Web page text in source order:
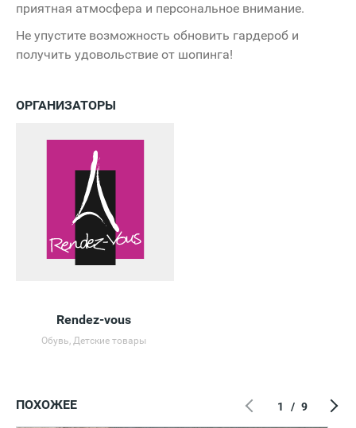
приятная атмосфера и персональное внимание.
Не упустите возможность обновить гардероб и
получить удовольствие от шопинга!
ОРГАНИЗАТОРЫ
Rendez-vous
Обувь, Детские товары
ПОХОЖЕЕ 1 / 9